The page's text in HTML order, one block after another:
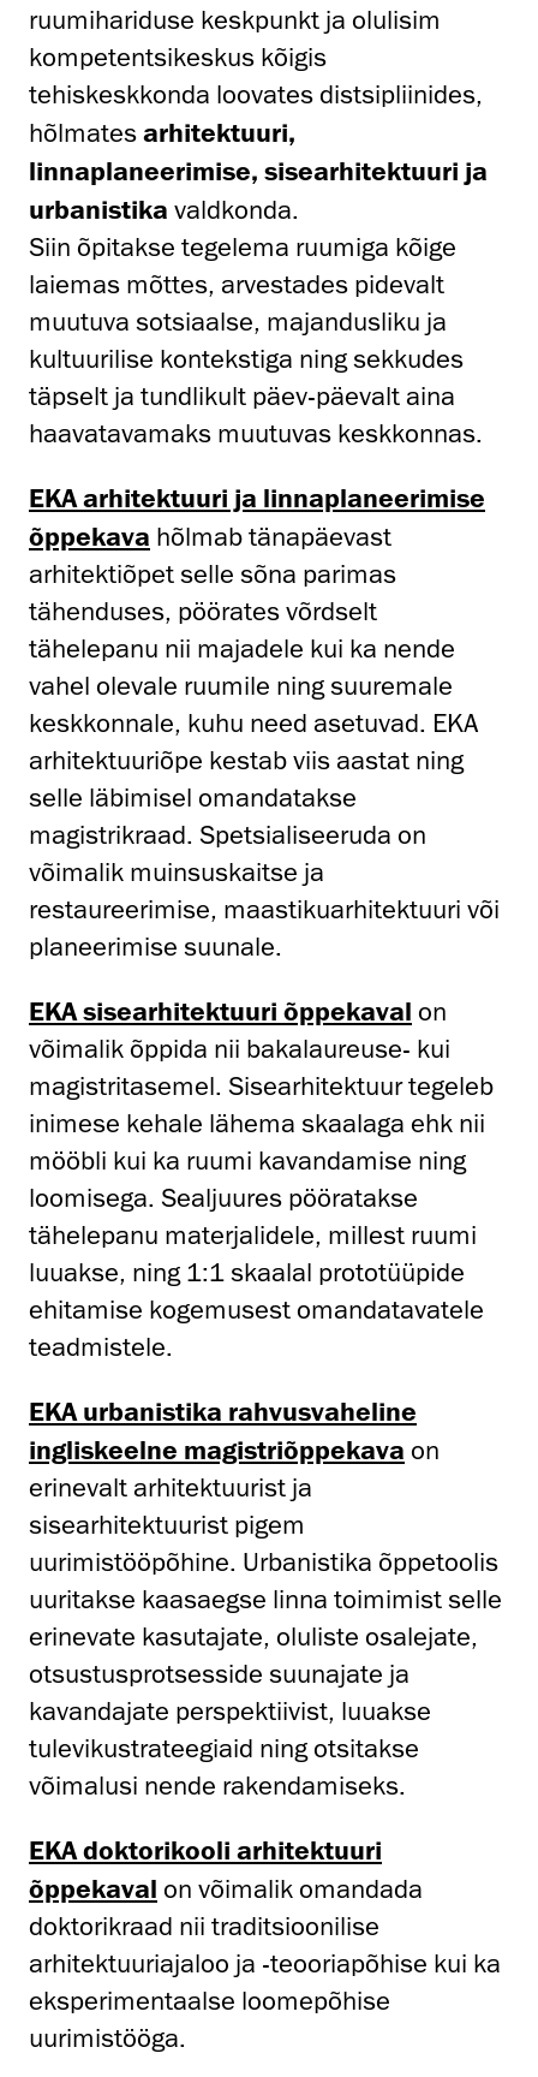
ruumihariduse keskpunkt ja olulisim
kompetentsikeskus kõigis
tehiskeskkonda loovates distsipliinides,
hõlmates arhitektuuri,
linnaplaneerimise, sisearhitektuuri ja
urbanistika valdkonda.
Siin õpitakse tegelema ruumiga kõige
laiemas mõttes, arvestades pidevalt
muutuva sotsiaalse, majandusliku ja
kultuurilise kontekstiga ning sekkudes
täpselt ja tundlikult päev-päevalt aina
haavatavamaks muutuvas keskkonnas.
EKA arhitektuuri ja linnaplaneerimise
õppekava hõlmab tänapäevast
arhitektiõpet selle sõna parimas
tähenduses, pöörates võrdselt
tähelepanu nii majadele kui ka nende
vahel olevale ruumile ning suuremale
keskkonnale, kuhu need asetuvad. EKA
arhitektuuriõpe kestab viis aastat ning
selle läbimisel omandatakse
magistrikraad. Spetsialiseeruda on
võimalik muinsuskaitse ja
restaureerimise, maastikuarhitektuuri või
planeerimise suunale.
EKA sisearhitektuuri õppekaval on
võimalik õppida nii bakalaureuse- kui
magistritasemel. Sisearhitektuur tegeleb
inimese kehale lähema skaalaga ehk nii
mööbli kui ka ruumi kavandamise ning
loomisega. Sealjuures pööratakse
tähelepanu materjalidele, millest ruumi
luuakse, ning 1:1 skaalal prototüüpide
ehitamise kogemusest omandatavatele
teadmistele.
EKA urbanistika rahvusvaheline
ingliskeelne magistriõppekava on
erinevalt arhitektuurist ja
sisearhitektuurist pigem
uurimistööpõhine. Urbanistika õppetoolis
uuritakse kaasaegse linna toimimist selle
erinevate kasutajate, oluliste osalejate,
otsustusprotsesside suunajate ja
kavandajate perspektiivist, luuakse
tulevikustrateegiaid ning otsitakse
võimalusi nende rakendamiseks.
EKA doktorikooli arhitektuuri
õppekaval on võimalik omandada
doktorikraad nii traditsioonilise
arhitektuuriajaloo ja -teooriapõhise kui ka
eksperimentaalse loomepõhise
uurimistööga.